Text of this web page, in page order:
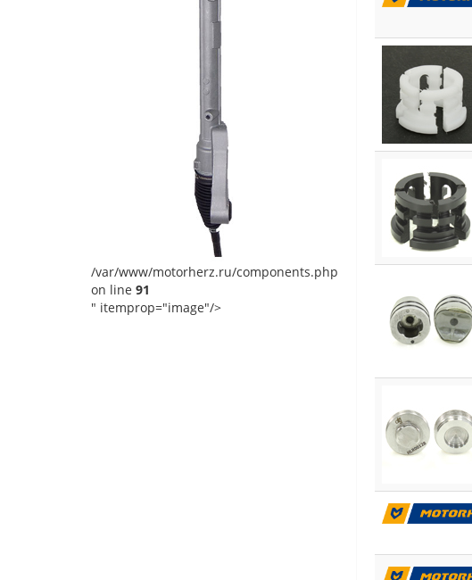
/var/www/motorherz.ru/components.php
on line 91
" itemprop="image"/>